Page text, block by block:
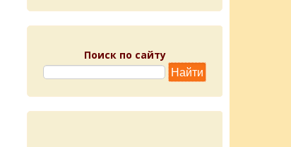
Поиск по сайту